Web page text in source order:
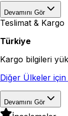
Devamını Gör
Teslimat & Kargo
Türkiye
Kargo bilgileri
Diğer Ülkeler için
Devamını Gör